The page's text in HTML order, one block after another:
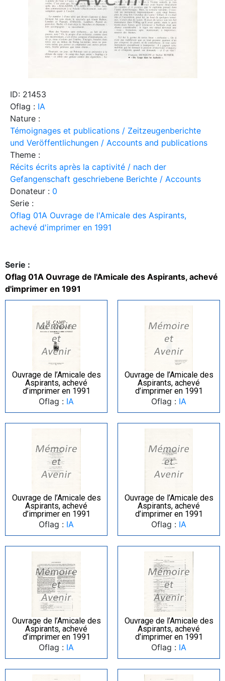
ID: 21453
Oflag : IA
Nature :
Témoignages et publications / Zeitzeugenberichte
und Veröffentlichungen / Accounts and publications
Theme :
Récits écrits après la captivité / nach der
Gefangenschaft geschriebene Berichte / Accounts
Donateur : 0
Serie :
Oflag 01A Ouvrage de l'Amicale des Aspirants,
achevé d'imprimer en 1991
Serie :
Oflag 01A Ouvrage de l'Amicale des Aspirants, achevé
d'imprimer en 1991
Ouvrage de l’Amicale des
Aspirants, achevé
d’imprimer en 1991
Oflag : IA
Ouvrage de l’Amicale des
Aspirants, achevé
d’imprimer en 1991
Oflag : IA
Ouvrage de l’Amicale des
Aspirants, achevé
d’imprimer en 1991
Oflag : IA
Ouvrage de l’Amicale des
Aspirants, achevé
d’imprimer en 1991
Oflag : IA
Ouvrage de l’Amicale des
Aspirants, achevé
d’imprimer en 1991
Oflag : IA
Ouvrage de l’Amicale des
Aspirants, achevé
d’imprimer en 1991
Oflag : IA